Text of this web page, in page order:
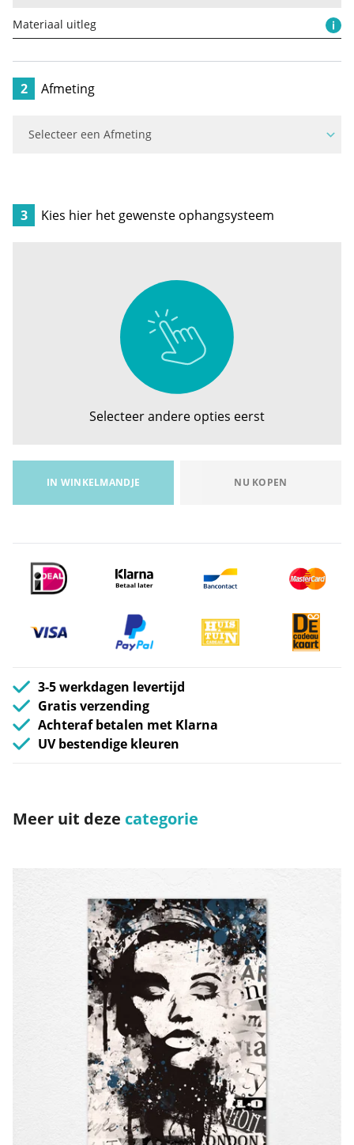
Materiaal uitleg
2 Afmeting
3 Kies hier het gewenste ophangsysteem
Selecteer andere opties eerst
IN WINKELMANDJE NU KOPEN
3-5 werkdagen levertijd
Gratis verzending
Achteraf betalen met Klarna
UV bestendige kleuren
Meer uit deze categorie